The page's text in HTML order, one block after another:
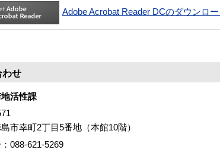
Adobe Acrobat Reader DCのダウンロ
わせ
活性課
市幸町2丁目5番地（本館10階）
088-621-5269